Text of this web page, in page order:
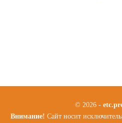
© 2026 -
Внимание! Сайт носит